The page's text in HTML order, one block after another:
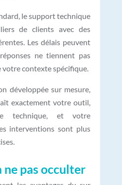
le support technique
de clients avec des
Les délais peuvent
ne tiennent pas
contexte spécifique.
développée sur mesure,
exactement votre outil,
technique, et votre
interventions sont plus
ne pas occulter